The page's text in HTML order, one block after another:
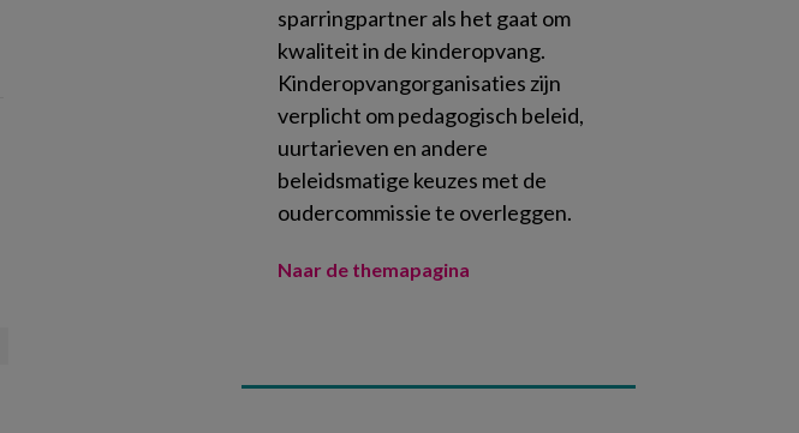
sparringpartner als het gaat om
kwaliteit in de kinderopvang.
Kinderopvangorganisaties zijn
verplicht om pedagogisch beleid,
uurtarieven en andere
beleidsmatige keuzes met de
oudercommissie te overleggen.
Naar de themapagina